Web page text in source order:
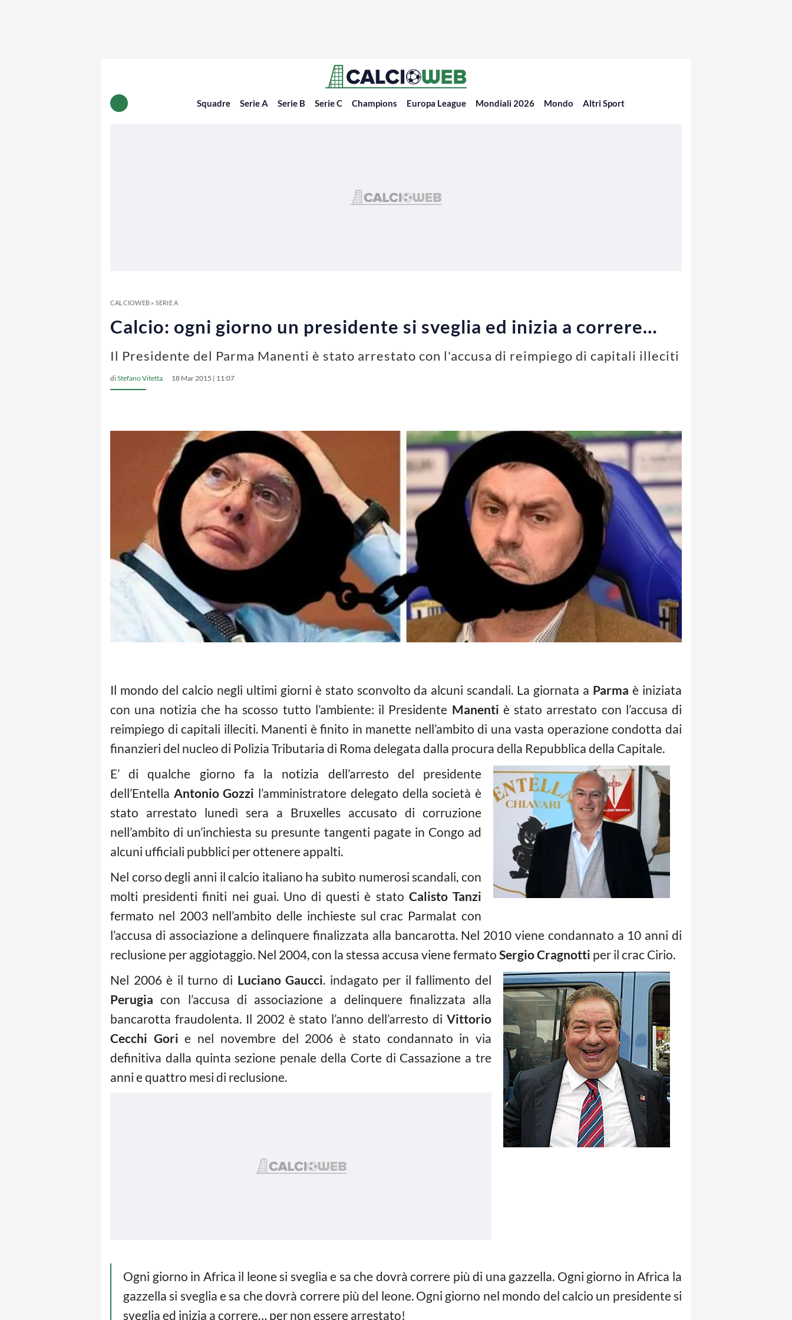
Squadre Serie A Serie B Serie C Champions Europa League Mondiali 2026 Mondo Altri Sport
CALCIOWEB» SERIE A
Calcio: ogni giorno un presidente si sveglia ed inizia a correre…
Il Presidente del Parma Manenti è stato arrestato con l'accusa di reimpiego di capitali illeciti
diStefano Vitetta 18 Mar 2015 | 11:07
Il mondo del calcio negli ultimi giorni è stato sconvolto da alcuni scandali. La giornata a Parma è iniziata
con una notizia che ha scosso tutto l’ambiente: il Presidente Manenti è stato arrestato con l’accusa di
reimpiego di capitali illeciti. Manenti è finito in manette nell’ambito di una vasta operazione condotta dai
finanzieri del nucleo di Polizia Tributaria di Roma delegata dalla procura della Repubblica della Capitale.
E’ di qualche giorno fa la notizia dell’arresto del presidente
dell’Entella Antonio Gozzi l’amministratore delegato della società è
stato arrestato lunedì sera a Bruxelles accusato di corruzione
nell’ambito di un’inchiesta su presunte tangenti pagate in Congo ad
alcuni ufficiali pubblici per ottenere appalti.
Nel corso degli anni il calcio italiano ha subìto numerosi scandali, con
molti presidenti finiti nei guai. Uno di questi è stato Calisto Tanzi
fermato nel 2003 nell’ambito delle inchieste sul crac Parmalat con
l’accusa di associazione a delinquere finalizzata alla bancarotta. Nel 2010 viene condannato a 10 anni di
reclusione per aggiotaggio. Nel 2004, con la stessa accusa viene fermato Sergio Cragnotti per il crac Cirio.
Nel 2006 è il turno di Luciano Gaucci. indagato per il fallimento del
Perugia con l’accusa di associazione a delinquere finalizzata alla
bancarotta fraudolenta. Il 2002 è stato l’anno dell’arresto di Vittorio
Cecchi Gori e nel novembre del 2006 è stato condannato in via
definitiva dalla quinta sezione penale della Corte di Cassazione a tre
anni e quattro mesi di reclusione.
Ogni giorno in Africa il leone si sveglia e sa che dovrà correre più di una gazzella. Ogni giorno in Africa la
gazzella si sveglia e sa che dovrà correre più del leone. Ogni giorno nel mondo del calcio un presidente si
sveglia ed inizia a correre… per non essere arrestato!